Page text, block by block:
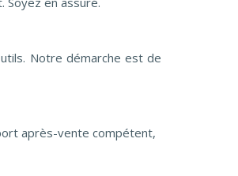
Notre démarche est de
après-vente compétent,